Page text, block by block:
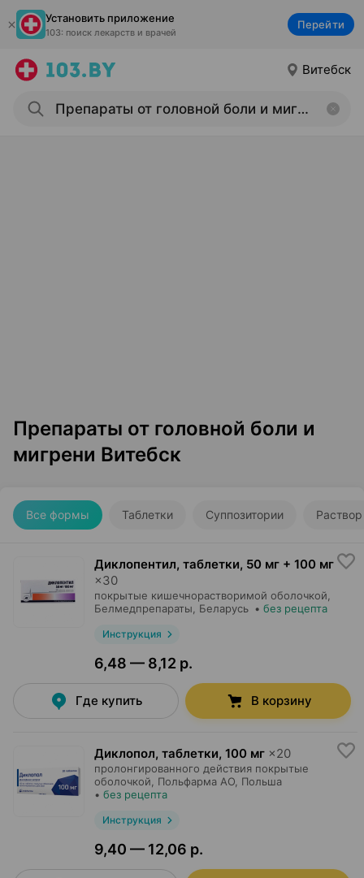
Установить приложение
103: поиск лекарств и врачей
Перейти
Витебск
Препараты от головной боли и
мигрени Витебск
Все формы Таблетки Суппозитории Раствор
Диклопентил, таблетки, 50 мг + 100 мг
×30
покрытые кишечнорастворимой оболочкой,
Белмедпрепараты , Беларусь • без рецепта
Инструкция
6,48 — 8,12 р.
Где купить В корзину
Диклопол, таблетки, 100 мг ×20
пролонгированного действия покрытые
оболочкой,
Польфарма AO , Польша
• без рецепта
Инструкция
9,40 — 12,06 р.